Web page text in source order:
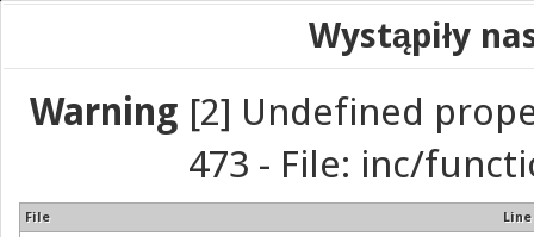
Wystąpiły
Warning [2] Undefined
473 - File: inc/
File
Line